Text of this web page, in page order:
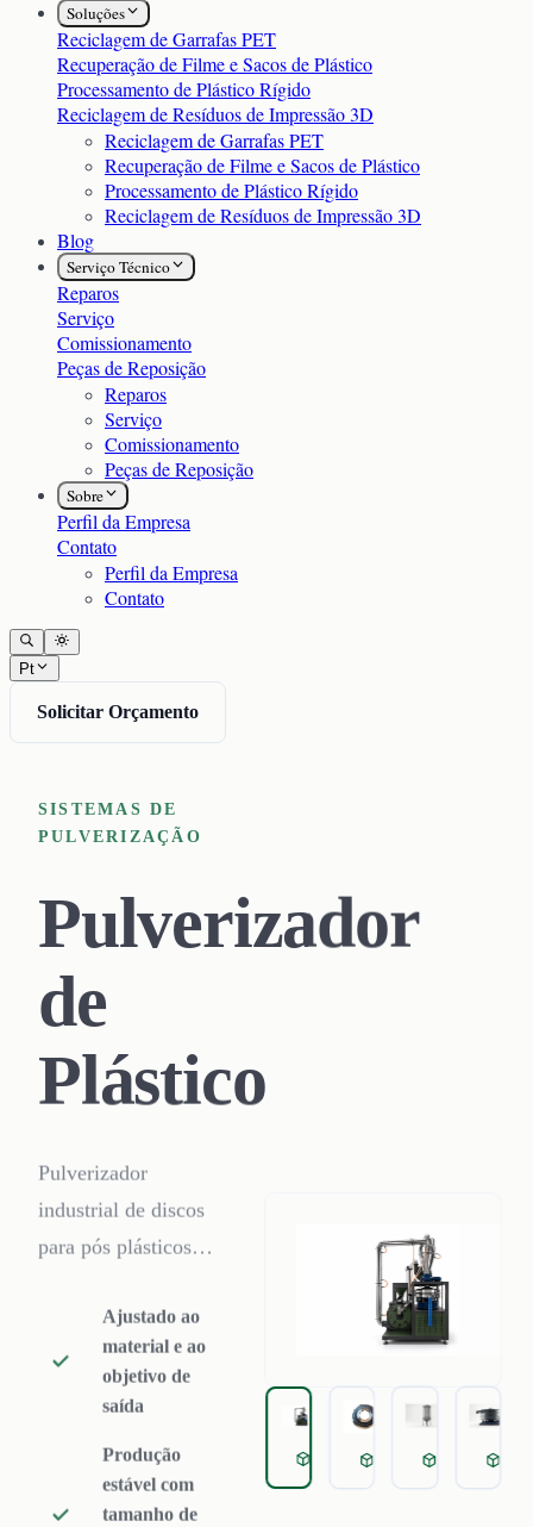
Soluções
Reciclagem de Garrafas PET
Recuperação de Filme e Sacos de Plástico
Processamento de Plástico Rígido
Reciclagem de Resíduos de Impressão 3D
Reciclagem de Garrafas PET
Recuperação de Filme e Sacos de Plástico
Processamento de Plástico Rígido
Reciclagem de Resíduos de Impressão 3D
Blog
Serviço Técnico
Reparos
Serviço
Comissionamento
Peças de Reposição
Reparos
Serviço
Comissionamento
Peças de Reposição
Sobre
Perfil da Empresa
Contato
Perfil da Empresa
Contato
Pt
Solicitar Orçamento
SISTEMAS DE
PULVERIZAÇÃO
Pulverizador
de
Plástico
Pulverizador
industrial de discos
para pós plásticos
Pó PE/HDPE para
rotomoldagem,
PVC reciclado,
EVA e PA a 150–
800 kg/h.
Ajustado ao
material e ao
objetivo de
saída
Produção
estável com
tamanho de
Pulverizador de Plástico
Grinding discPulverizer